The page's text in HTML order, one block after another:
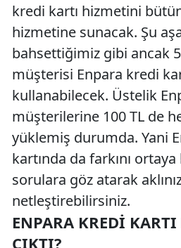
kredi kartı hizmetini bütün
hizmetine sunacak. Şu
bahsettiğimiz gibi ancak
müşterisi Enpara kredi
kullanabilecek. Üstelik
müşterilerine 100 TL de
yüklemiş durumda. Yani
kartında da farkını
sorulara göz atarak
netleştirebilirsiniz.
ENPARA KREDI
ÇIKTI?